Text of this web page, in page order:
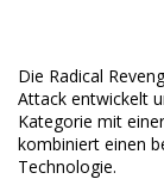
Die Radical
Attack entwickelt
Kategorie mit
kombiniert einen
Technologie.